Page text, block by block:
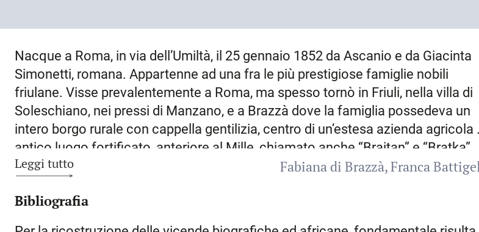
Nacque a Roma, in via dell’Umiltà, il 25 gennaio 1852 da Ascanio e da Giacinta
Simonetti, romana. Appartenne ad una fra le più prestigiose famiglie nobili
friulane. Visse prevalentemente a Roma, ma spesso tornò in Friuli, nella villa di
Soleschiano, nei pressi di Manzano, e a Brazzà dove la famiglia possedeva un
intero borgo rurale con cappella gentilizia, centro di un’estesa azienda agricola
antico luogo fortificato, anteriore al Mille, chiamato anche “Braitan” e “Bratka”,
noto per aver avuto parte nelle vicende storiche del Friuli medievale. S. fu uno
dell’Ottocento. È entrato nella storia per la sua opera di esploratore
Leggi tutto Fabiana di Brazzà Franca
Bibliografia